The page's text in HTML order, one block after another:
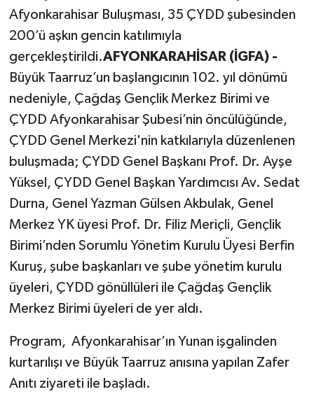
Afyonkarahisar Buluşması, 35 ÇYDD şubesinden
200’ü aşkın gencin katılımıyla
gerçekleştirildi.AFYONKARAHİSAR (İGFA) -
Büyük Taarruz’un başlangıcının 102. yıl dönümü
nedeniyle, Çağdaş Gençlik Merkez Birimi ve
ÇYDD Afyonkarahisar Şubesi’nin öncülüğünde,
ÇYDD Genel Merkezi'nin katkılarıyla düzenlenen
buluşmada; ÇYDD Genel Başkanı Prof. Dr. Ayşe
Yüksel, ÇYDD Genel Başkan Yardımcısı Av. Sedat
Durna, Genel Yazman Gülsen Akbulak, Genel
Merkez YK üyesi Prof. Dr. Filiz Meriçli, Gençlik
Birimi’nden Sorumlu Yönetim Kurulu Üyesi Berfin
Kuruş, şube başkanları ve şube yönetim kurulu
üyeleri, ÇYDD gönüllüleri ile Çağdaş Gençlik
Merkez Birimi üyeleri de yer aldı.
Program, Afyonkarahisar’ın Yunan işgalinden
kurtarılışı ve Büyük Taarruz anısına yapılan Zafer
Anıtı ziyareti ile başladı.